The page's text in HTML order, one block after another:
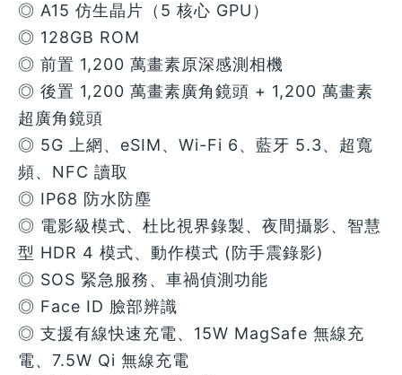
◎ A15 仿生晶片（5 核心 GPU）
◎ 128GB ROM
◎ 前置 1,200 萬畫素原深感測相機
◎ 後置 1,200 萬畫素廣角鏡頭 + 1,200 萬畫素
超廣角鏡頭
◎ 5G 上網、eSIM、Wi-Fi 6、藍牙 5.3、超寬
頻、NFC 讀取
◎ IP68 防水防塵
◎ 電影級模式、杜比視界錄製、夜間攝影、智慧
型 HDR 4 模式、動作模式 (防手震錄影)
◎ SOS 緊急服務、車禍偵測功能
◎ Face ID 臉部辨識
◎ 支援有線快速充電、15W MagSafe 無線充
電、7.5W Qi 無線充電